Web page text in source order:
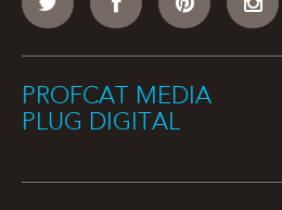
PROFCAT MEDIA
PLUG DIGITAL